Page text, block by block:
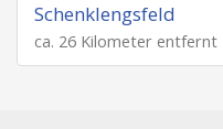
Schenklengsfeld
ca. 26 Kilometer entfernt